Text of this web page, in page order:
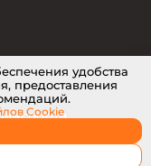
удобства
предоставления
Cookie